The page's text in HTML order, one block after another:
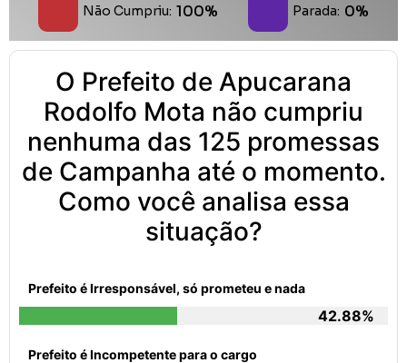
Não Cumpriu: 100% Parada: 0%
O Prefeito de Apucarana
Rodolfo Mota não cumpriu
nenhuma das 125 promessas
de Campanha até o momento.
Como você analisa essa
situação?
Prefeito é Irresponsável, só prometeu e nada
42.88%
Prefeito é Incompetente para o cargo